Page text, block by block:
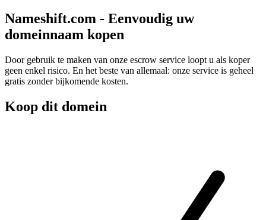
Nameshift.com - Eenvoudig uw
domeinnaam kopen
Door gebruik te maken van onze escrow service loopt u als koper
geen enkel risico. En het beste van allemaal: onze service is geheel
gratis zonder bijkomende kosten.
Koop dit domein